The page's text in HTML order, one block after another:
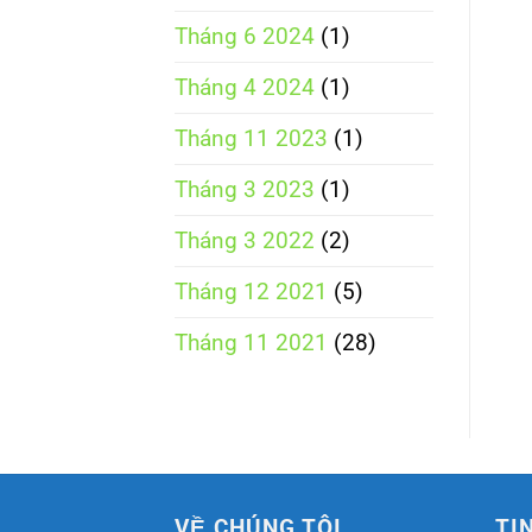
Tháng 6 2024 (1)
Tháng 4 2024 (1)
Tháng 11 2023 (1)
Tháng 3 2023 (1)
Tháng 3 2022 (2)
Tháng 12 2021 (5)
Tháng 11 2021 (28)